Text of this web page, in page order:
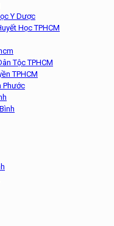
Y Dược
Học TPHCM
Tộc TPHCM
TPHCM
Phước